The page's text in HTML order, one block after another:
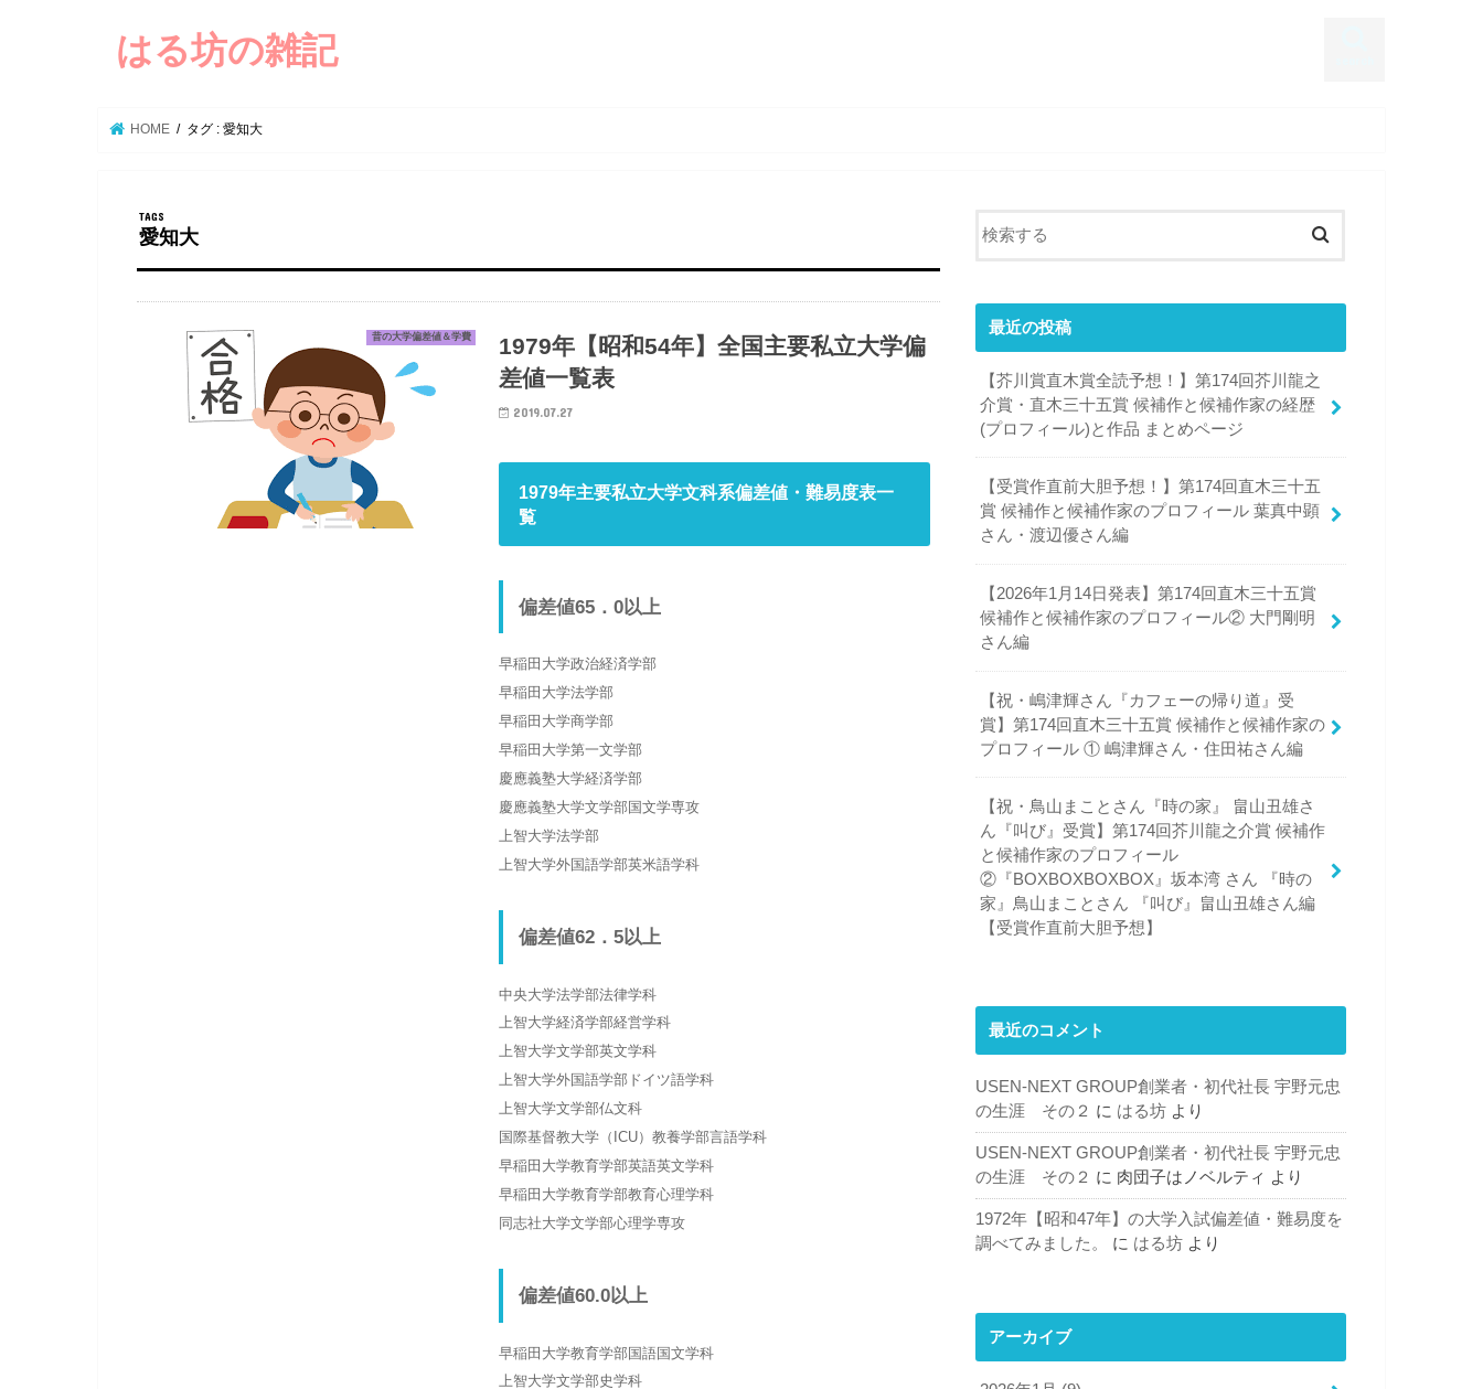
はる坊の雑記
HOME タグ : 愛知大
愛知大
昔の大学偏差値＆学費
1979年【昭和54年】全国主要私立大学偏
差値一覧表
2019.07.27
1979年主要私立大学文科系偏差値・難易度表一
覧
偏差値65．0以上
早稲田大学政治経済学部
早稲田大学法学部
早稲田大学商学部
早稲田大学第一文学部
慶應義塾大学経済学部
慶應義塾大学文学部国文学専攻
上智大学法学部
上智大学外国語学部英米語学科
偏差値62．5以上
中央大学法学部法律学科
上智大学経済学部経営学科
上智大学文学部英文学科
上智大学外国語学部ドイツ語学科
上智大学文学部仏文科
国際基督教大学（ICU）教養学部言語学科
早稲田大学教育学部英語英文学科
早稲田大学教育学部教育心理学科
同志社大学文学部心理学専攻
偏差値60.0以上
早稲田大学教育学部国語国文学科
上智大学文学部史学科
最近の投稿
【芥川賞直木賞全読予想！】第174回芥川龍之
介賞・直木三十五賞 候補作と候補作家の経歴
(プロフィール)と作品 まとめページ
【受賞作直前大胆予想！】第174回直木三十五
賞 候補作と候補作家のプロフィール 葉真中顕
さん・渡辺優さん編
【2026年1月14日発表】第174回直木三十五賞
候補作と候補作家のプロフィール② 大門剛明
さん編
【祝・嶋津輝さん『カフェーの帰り道』受
賞】第174回直木三十五賞 候補作と候補作家の
プロフィール ① 嶋津輝さん・住田祐さん編
【祝・鳥山まことさん『時の家』 畠山丑雄さ
ん『叫び』受賞】第174回芥川龍之介賞 候補作
と候補作家のプロフィール
②『BOXBOXBOXBOX』坂本湾 さん 『時の
家』鳥山まことさん 『叫び』畠山丑雄さん編
【受賞作直前大胆予想】
最近のコメント
USEN-NEXT GROUP創業者・初代社長 宇野元忠
の生涯 その２ に はる坊 より
USEN-NEXT GROUP創業者・初代社長 宇野元忠
の生涯 その２ に 肉団子はノベルティ より
1972年【昭和47年】の大学入試偏差値・難易度を
調べてみました。
に はる坊 より
アーカイブ